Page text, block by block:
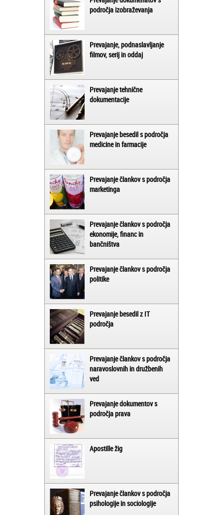
področja izobraževanja
Prevajanje, podnaslavljanje
filmov, serij in oddaj
Prevajanje tehnične
dokumentacije
Prevajanje besedil s področja
medicine in farmacije
Prevajanje člankov s področja
marketinga
Prevajanje člankov s področja
ekonomije, financ in
bančništva
Prevajanje člankov s področja
politike
Prevajanje besedil z IT
področja
Prevajanje člankov s področja
naravoslovnih in družbenih
ved
Prevajanje dokumentov s
področja prava
Apostille žig
Prevajanje člankov s področja
psihologije in sociologije